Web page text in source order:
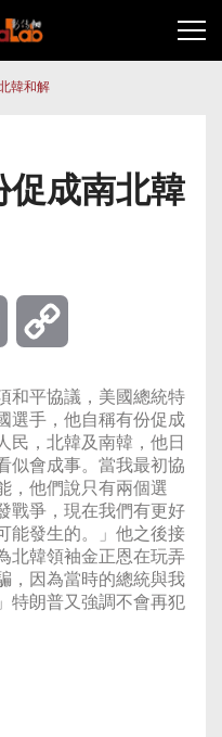
韓和解
促成南北韓
Email
和平協議，美國總統特
選手，他自稱有份促成
民，北韓及南韓，他日
似會成事。當我最初協
，他們說只有兩個選
戰爭，現在我們有更好
能發生的。」他之後接
北韓領袖金正恩在玩弄
，因為當時的總統與我
特朗普又強調不會再犯